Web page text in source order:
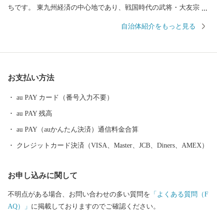
ちです。 東九州経済の中心地であり、戦国時代の武将・大友宗麟
発祥都市として繁栄し、高度成長期以降は工業を中心として幅広
な農畜産物、「大分ふぐ」「とり天」「大分銘菓ざびえる」「吉
野の鶏めし」など多彩な食資源に恵まれた自然と都市が共存する
をしていただいた方には、市のＰＲも兼ねて返礼品をお送りさせ
ていただきます。 【ご注意】 ・返礼品の送付は、大分市外にお住
まいの方に限らせていただきます。 ・寄附につきましては、年度
です。 ※長期不在、住所不明等で返礼品をお受取りいただけなか
った場合、再発送は出来かねますので、ご了承ください。 ※お受
け取りできない期間が予め分かっている場合は、お申込み時に
自治体紹介をもっと見る
お支払い方法
au PAY カード（番号入力不要）
au PAY 残高
au PAY（auかんたん決済）通信料金合算
クレジットカード決済（VISA、Master、JCB、Diners、AMEX）
お申し込みに関して
不明点がある場合、お問い合わせの多い質問を 「よくある質問（F
AQ）」 に掲載しておりますのでご確認ください。